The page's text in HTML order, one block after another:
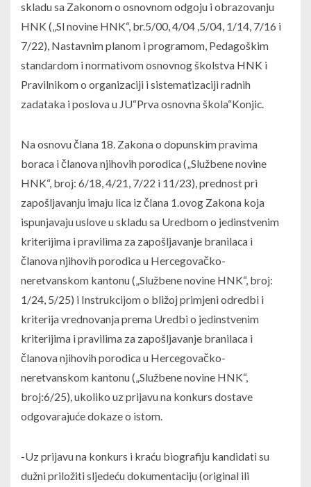
skladu sa Zakonom o osnovnom odgoju i obrazovanju
HNK („Sl novine HNK“, br.5/00, 4/04 ,5/04, 1/14, 7/16 i
7/22), Nastavnim planom i programom, Pedagoškim
standardom i normativom osnovnog školstva HNK i
Pravilnikom o organizaciji i sistematizaciji radnih
zadataka i poslova u JU“Prva osnovna škola“Konjic.
Na osnovu člana 18. Zakona o dopunskim pravima
boraca i članova njihovih porodica („Službene novine
HNK“, broj: 6/18, 4/21, 7/22 i 11/23), prednost pri
zapošljavanju imaju lica iz člana 1.ovog Zakona koja
ispunjavaju uslove u skladu sa Uredbom o jedinstvenim
kriterijima i pravilima za zapošljavanje branilaca i
članova njihovih porodica u Hercegovačko-
neretvanskom kantonu („Službene novine HNK“, broj:
1/24, 5/25) i Instrukcijom o bližoj primjeni odredbi i
kriterija vrednovanja prema Uredbi o jedinstvenim
kriterijima i pravilima za zapošljavanje branilaca i
članova njihovih porodica u Hercegovačko-
neretvanskom kantonu („Službene novine HNK“,
broj:6/25), ukoliko uz prijavu na konkurs dostave
odgovarajuće dokaze o istom.
-Uz prijavu na konkurs i kraću biografiju kandidati su
dužni priložiti sljedeću dokumentaciju (original ili